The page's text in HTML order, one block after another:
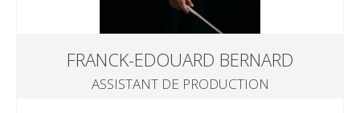
FRANCK-EDOUARD BERNARD
ASSISTANT DE PRODUCTION